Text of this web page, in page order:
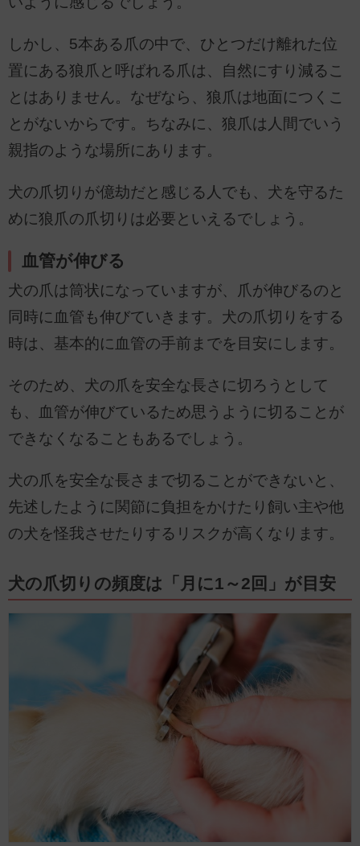
しかし、5本ある爪の中で、ひとつだけ離れた位
置にある狼爪と呼ばれる爪は、自然にすり減るこ
とはありません。なぜなら、狼爪は地面につくこ
とがないからです。ちなみに、狼爪は人間でいう
親指のような場所にあります。
犬の爪切りが億劫だと感じる人でも、犬を守るた
めに狼爪の爪切りは必要といえるでしょう。
血管が伸びる
犬の爪は筒状になっていますが、爪が伸びるのと
同時に血管も伸びていきます。犬の爪切りをする
時は、基本的に血管の手前までを目安にします。
そのため、犬の爪を安全な長さに切ろうとして
も、血管が伸びているため思うように切ることが
できなくなることもあるでしょう。
犬の爪を安全な長さまで切ることができないと、
先述したように関節に負担をかけたり飼い主や他
の犬を怪我させたりするリスクが高くなります。
犬の爪切りの頻度は「月に1～2回」が目安